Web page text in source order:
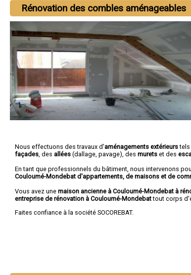
Rénovation des combles aménageables
Nous effectuons des travaux d'aménagements extérieurs
façades , des allées (dallage, pavage), des murets et des
En tant que professionnels du bâtiment, nous intervenons
Couloumé-Mondebat d'appartements, de maisons et de
Vous avez une maison ancienne à Couloumé-Mondebat à
entreprise de rénovation à Couloumé-Mondebattout corps
Faites confiance à la société SOCOREBAT.